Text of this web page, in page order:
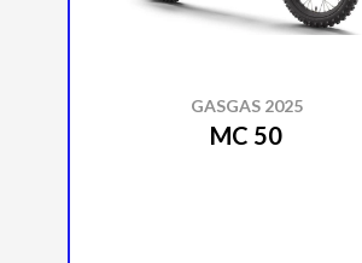
GASGAS 2025
MC 50